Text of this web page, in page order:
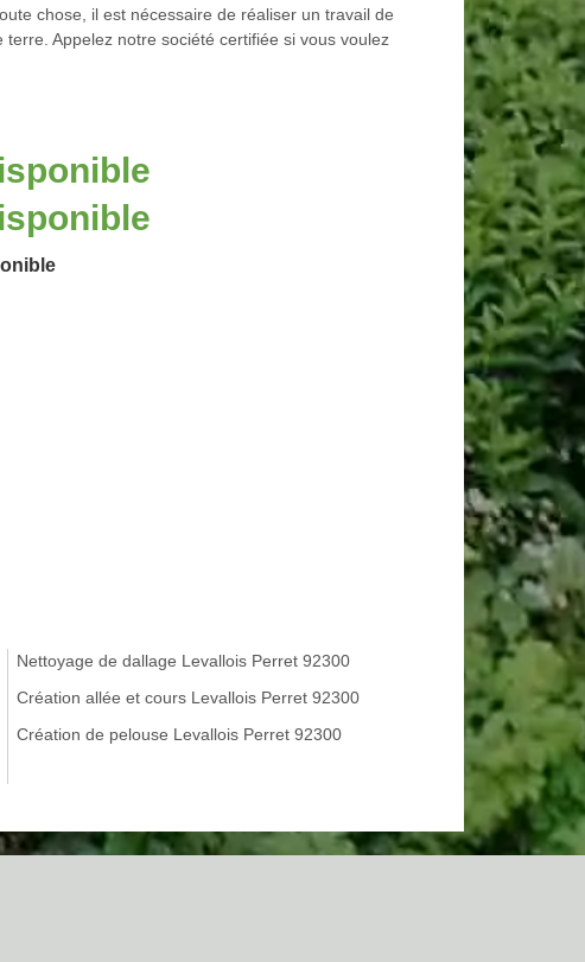
chose, il est nécessaire de réaliser un travail de
Appelez notre société certifiée si vous voulez
Nettoyage de dallage Levallois Perret 92300
Création allée et cours Levallois Perret 92300
Création de pelouse Levallois Perret 92300